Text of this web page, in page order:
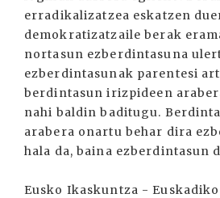
erradikalizatzea eskatzen
demokratizatzaile berak
nortasun ezberdintasuna
ezberdintasunak parentesi
berdintasun irizpideen
nahi baldin baditugu.
arabera onartu behar dira
hala da, baina ezberdintasun
Eusko Ikaskuntza -